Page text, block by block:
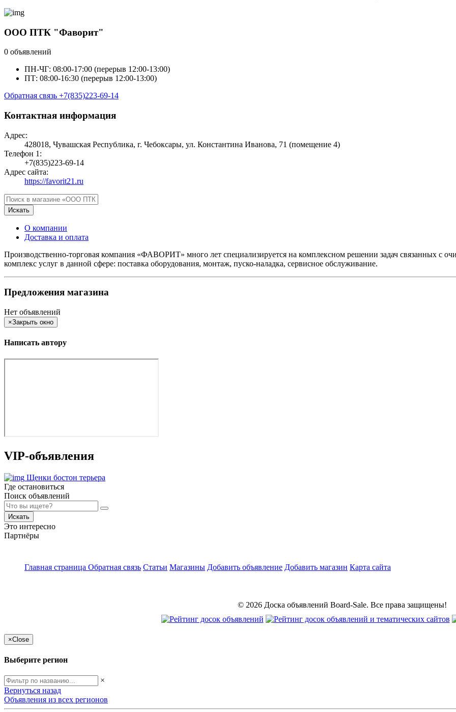
ООО ПТК "Фаворит"
0 объявлений
ПН-ЧГ: 08:00-17:00 (перерыв 12:00-13:00)
ПТ: 08:00-16:30 (перерыв 12:00-13:00)
Обратная связь +7(835)223-69-14
Контактная информация
Адрес:
428018, Чувашская Республика, г. Чебоксары, ул. Константина Иванова, 71 (помещение 4)
Телефон 1:
+7(835)223-69-14
Адрес сайта:
https://favorit21.ru
Искать
О компании
Доставка и оплата
Производственно-торговая компания «ФАВОРИТ» много лет специализируется на комплексном решении задач связанных с
комплекс услуг в данной сфере: поставка оборудования, монтаж, пуско-наладка, сервисное обслуживание.
Предложения магазина
Нет объявлений
×Закрыть окно
Написать автору
VIP-объявления
Щенки бостон терьера
Где остановиться
Поиск объявлений
Искать
Это интересно
Партнёры
Главная страница Обратная связь Статьи Магазины Добавить объявление Добавить магазин Карта сайта
© 2026 Доска объявлений Board-Sale. Все права защищены!
×Close
Выберите регион
×
Вернуться назад
Объявления из всех регионов